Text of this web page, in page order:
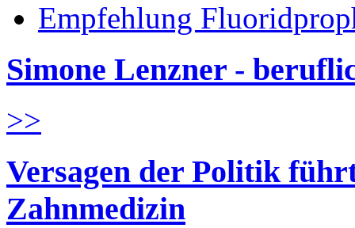
Empfehlung
Simone Lenzner -
>>
Versagen der Politik
Zahnmedizin